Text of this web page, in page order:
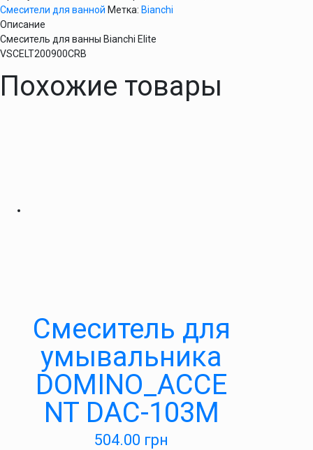
Смесители для ванной Метка: Bianchi
Описание
Смеситель для ванны Bianchi Elite
VSCELT200900CRB
Похожие товары
Cмеситель для
умывальника
DOMINO_ACCE
NT DAC-103M
504.00 грн